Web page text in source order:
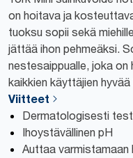
on hoitava ja
tuoksu sopii sekä
jättää ihon pehmeäksi.
nestesaippualle, joka
kaikkien käyttäjien
Viitteet
Dermatologisesti
Ihoystävällinen pH
Auttaa varmistamaan